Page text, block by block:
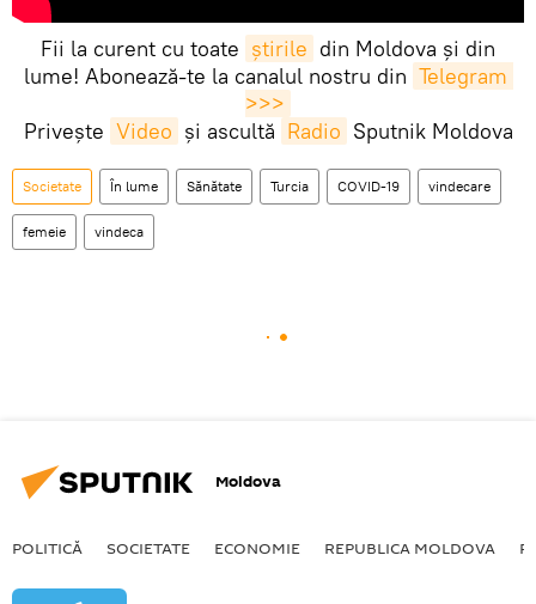
Fii la curent cu toate știrile din Moldova și din
lume! Abonează-te la canalul nostru din Telegram
>>>
Privește Video și ascultă Radio Sputnik Moldova
Societate În lume Sănătate Turcia COVID-19 vindecare
femeie vindeca
Moldova
POLITICĂ SOCIETATE ECONOMIE REPUBLICA MOLDOVA